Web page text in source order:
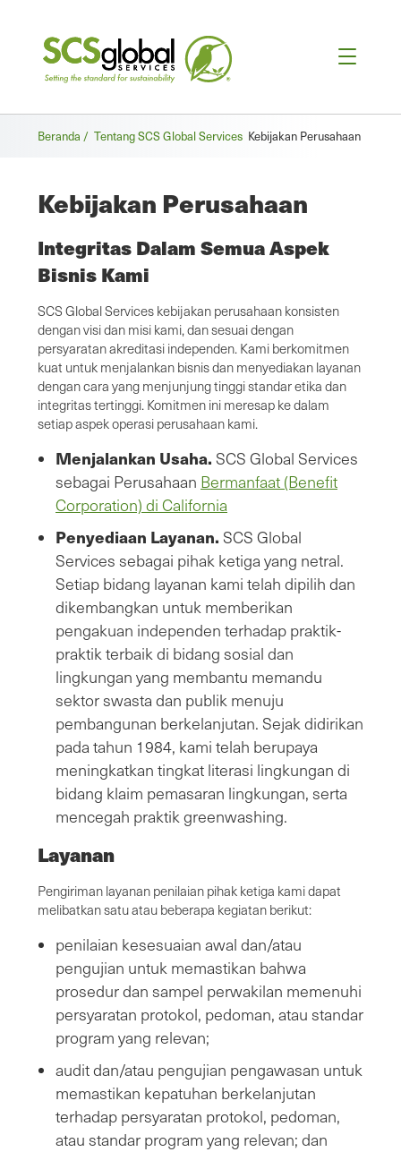
Remah
Beranda / Tentang SCS Global Services Kebijakan Perusahaan
Kebijakan Perusahaan
Integritas Dalam Semua Aspek
Bisnis Kami
SCS Global Services kebijakan perusahaan konsisten
dengan visi dan misi kami, dan sesuai dengan
persyaratan akreditasi independen. Kami berkomitmen
kuat untuk menjalankan bisnis dan menyediakan layanan
dengan cara yang menjunjung tinggi standar etika dan
integritas tertinggi. Komitmen ini meresap ke dalam
setiap aspek operasi perusahaan kami.
Menjalankan Usaha. SCS Global Services
sebagai Perusahaan Bermanfaat (Benefit
Corporation) di California
Penyediaan Layanan. SCS Global
Services sebagai pihak ketiga yang netral.
Setiap bidang layanan kami telah dipilih dan
dikembangkan untuk memberikan
pengakuan independen terhadap praktik-
praktik terbaik di bidang sosial dan
lingkungan yang membantu memandu
sektor swasta dan publik menuju
pembangunan berkelanjutan. Sejak didirikan
pada tahun 1984, kami telah berupaya
meningkatkan tingkat literasi lingkungan di
bidang klaim pemasaran lingkungan, serta
mencegah praktik greenwashing.
Layanan
Pengiriman layanan penilaian pihak ketiga kami dapat
melibatkan satu atau beberapa kegiatan berikut:
penilaian kesesuaian awal dan/atau
pengujian untuk memastikan bahwa
prosedur dan sampel perwakilan memenuhi
persyaratan protokol, pedoman, atau standar
program yang relevan;
audit dan/atau pengujian pengawasan untuk
memastikan kepatuhan berkelanjutan
terhadap persyaratan protokol, pedoman,
atau standar program yang relevan; dan